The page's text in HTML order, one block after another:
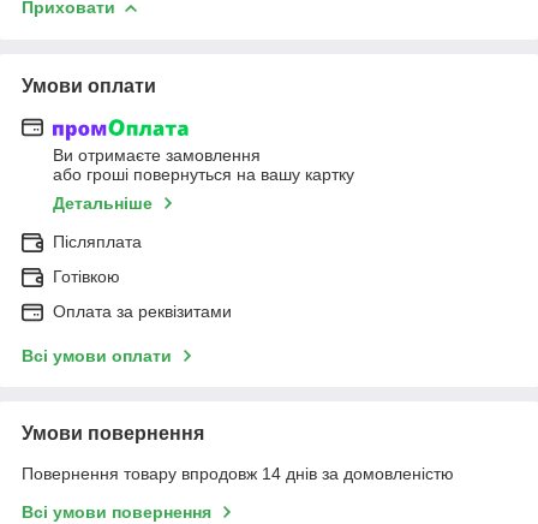
Приховати
Умови оплати
Ви отримаєте замовлення
або гроші повернуться на вашу картку
Детальніше
Післяплата
Готівкою
Оплата за реквізитами
Всі умови оплати
Умови повернення
Повернення товару впродовж 14 днів за домовленістю
Всі умови повернення